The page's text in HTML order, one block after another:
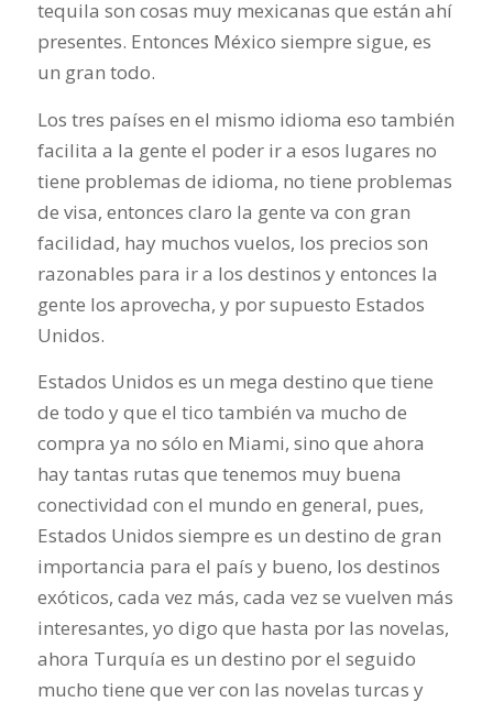
tequila son cosas muy mexicanas que están ahí
presentes. Entonces México siempre sigue, es
un gran todo.
Los tres países en el mismo idioma eso también
facilita a la gente el poder ir a esos lugares no
tiene problemas de idioma, no tiene problemas
de visa, entonces claro la gente va con gran
facilidad, hay muchos vuelos, los precios son
razonables para ir a los destinos y entonces la
gente los aprovecha, y por supuesto Estados
Unidos.
Estados Unidos es un mega destino que tiene
de todo y que el tico también va mucho de
compra ya no sólo en Miami, sino que ahora
hay tantas rutas que tenemos muy buena
conectividad con el mundo en general, pues,
Estados Unidos siempre es un destino de gran
importancia para el país y bueno, los destinos
exóticos, cada vez más, cada vez se vuelven más
interesantes, yo digo que hasta por las novelas,
ahora Turquía es un destino por el seguido
mucho tiene que ver con las novelas turcas y